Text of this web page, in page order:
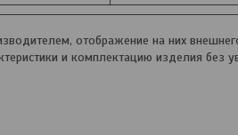
отображение на них
и комплектацию изделия